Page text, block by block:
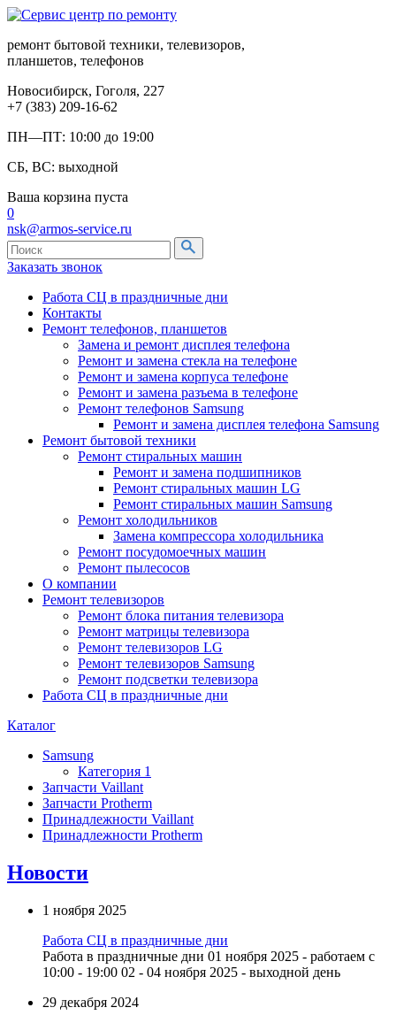
ремонт бытовой техники, телевизоров,
планшетов, телефонов
Новосибирск, Гоголя, 227
+7 (383) 209-16-62
ПН—ПТ: 10:00 до 19:00
СБ, ВС: выходной
Ваша корзина пуста
0
nsk@armos-service.ru
Заказать звонок
Работа СЦ в праздничные дни
Контакты
Ремонт телефонов, планшетов
Замена и ремонт дисплея телефона
Ремонт и замена стекла на телефоне
Ремонт и замена корпуса телефоне
Ремонт и замена разъема в телефоне
Ремонт телефонов Samsung
Ремонт и замена дисплея телефона Samsung
Ремонт бытовой техники
Ремонт стиральных машин
Ремонт и замена подшипников
Ремонт стиральных машин LG
Ремонт стиральных машин Samsung
Ремонт холодильников
Замена компрессора холодильника
Ремонт посудомоечных машин
Ремонт пылесосов
О компании
Ремонт телевизоров
Ремонт блока питания телевизора
Ремонт матрицы телевизора
Ремонт телевизоров LG
Ремонт телевизоров Samsung
Ремонт подсветки телевизора
Работа СЦ в праздничные дни
Каталог
Samsung
Категория 1
Запчасти Vaillant
Запчасти Protherm
Принадлежности Vaillant
Принадлежности Protherm
Новости
1 ноября 2025
Работа СЦ в праздничные дни
Работа в праздничные дни 01 ноября 2025 - работаем с
10:00 - 19:00 02 - 04 ноября 2025 - выходной день
29 декабря 2024